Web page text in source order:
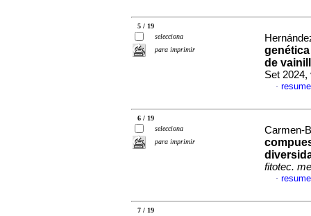
5 / 19
selecciona
para imprimir
de
Set 2024,
·
6 / 19
selecciona
para imprimir
Carmen-
fitotec.
·
7 / 19